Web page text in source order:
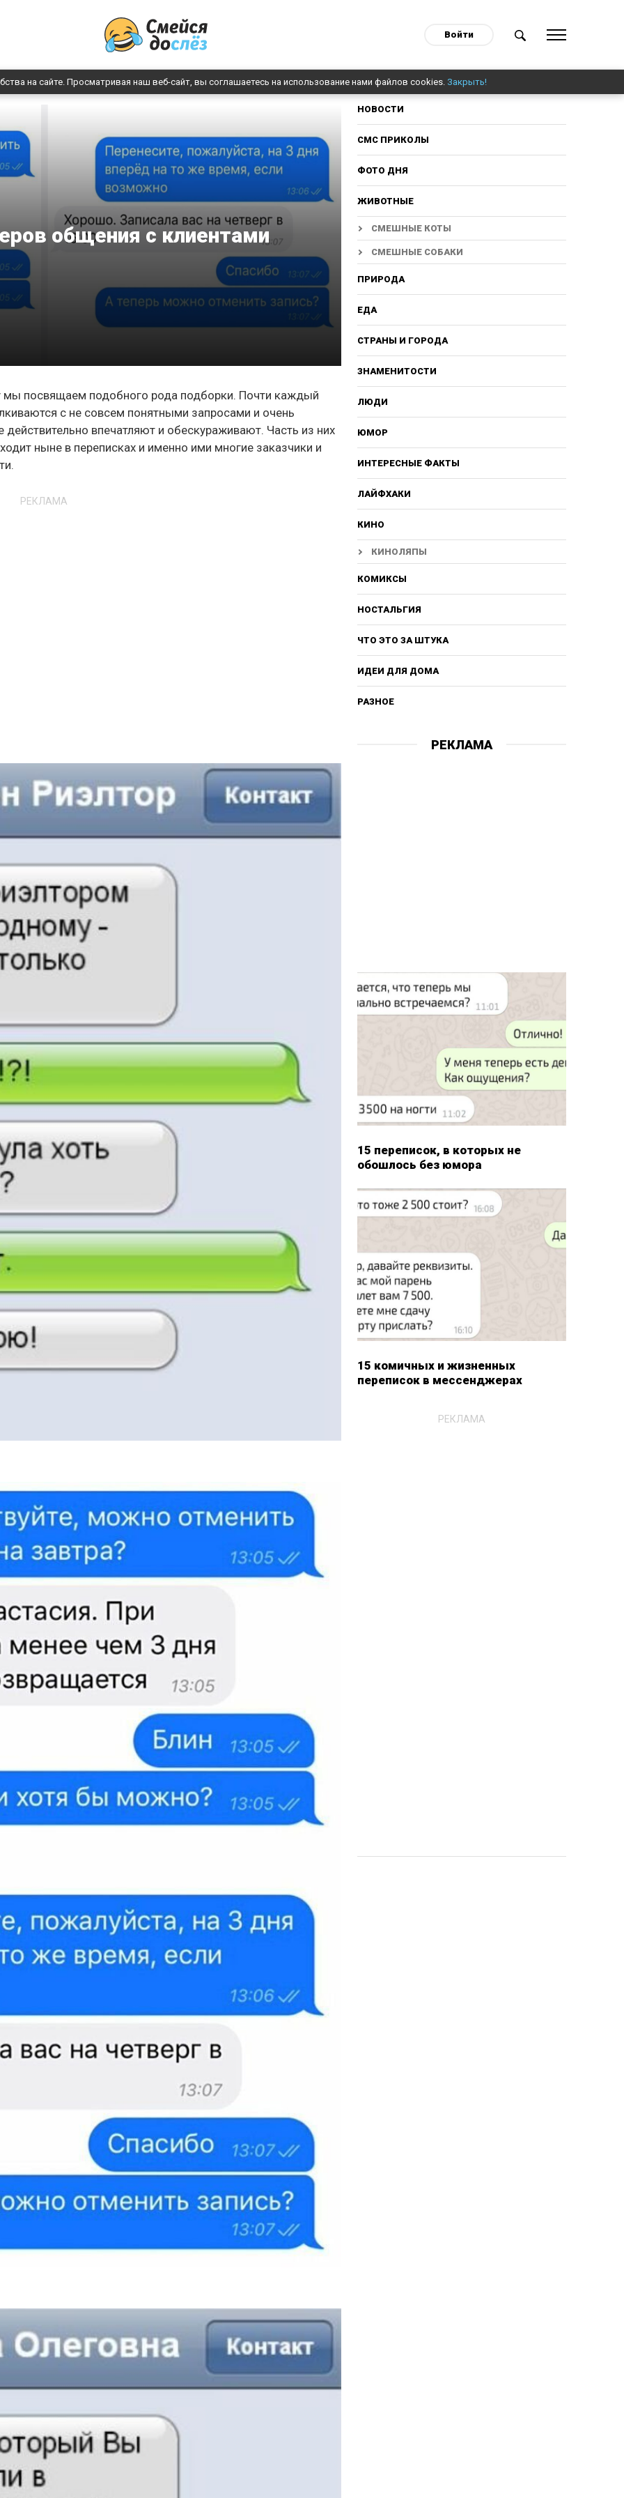
Войти
на сайте. Просматривая наш веб-сайт, вы соглашаетесь на использование нами файлов cookies. Закрыть!
общения с клиентами
мы посвящаем подобного рода подборки. Почти каждый
с не совсем понятными запросами и очень
впечатляют и обескураживают. Часть из них
ныне в переписках и именно ими многие заказчики и
РЕКЛАМА
НОВОСТИ
СМС ПРИКОЛЫ
ФОТО ДНЯ
ЖИВОТНЫЕ
СМЕШНЫЕ КОТЫ
СМЕШНЫЕ СОБАКИ
ПРИРОДА
ЕДА
СТРАНЫ И ГОРОДА
ЗНАМЕНИТОСТИ
ЛЮДИ
ЮМОР
ИНТЕРЕСНЫЕ ФАКТЫ
ЛАЙФХАКИ
КИНО
КИНОЛЯПЫ
КОМИКСЫ
НОСТАЛЬГИЯ
ЧТО ЭТО ЗА ШТУКА
ИДЕИ ДЛЯ ДОМА
РАЗНОЕ
РЕКЛАМА
15 переписок, в которых не
обошлось без юмора
15 комичных и жизненных
переписок в мессенджерах
РЕКЛАМА